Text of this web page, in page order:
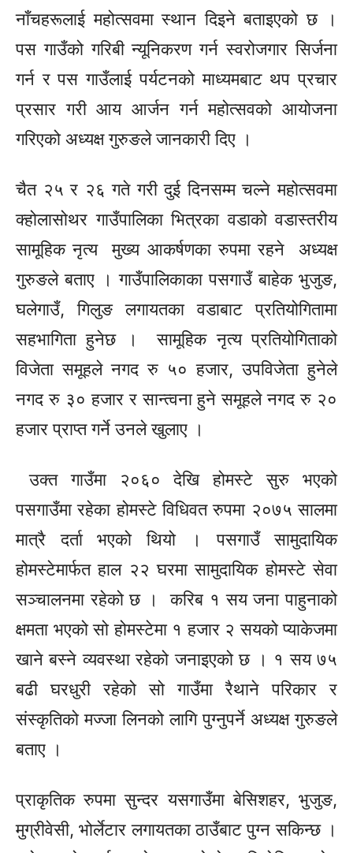
नाँचहरूलाई महोत्सवमा स्थान दिइने बताइएको छ ।
पस गाउँको गरिबी न्यूनिकरण गर्न स्वरोजगार सिर्जना
गर्न र पस गाउँलाई पर्यटनको माध्यमबाट थप प्रचार
प्रसार गरी आय आर्जन गर्न महोत्सवको आयोजना
गरिएको अध्यक्ष गुरुङले जानकारी दिए ।
चैत २५ र २६ गते गरी दुई दिनसम्म चल्ने महोत्सवमा
क्होलासोथर गाउँपालिका भित्रका वडाकोवडास्तरीय
सामूहिक नृत्य मुख्य आकर्षणका रुपमा रहने अध्यक्ष
गुरुङले बताए । गाउँपालिकाका पसगाउँ बाहेक भुजुङ,
घलेगाउँ, गिलुङ लगायतका वडाबाट प्रतियोगितामा
सहभागिता हुनेछ । सामूहिक नृत्य प्रतियोगिताको
विजेता समूहले नगद रु ५० हजार, उपविजेता हुनेले
नगद रु ३० हजार र सान्त्वना हुने समूहले नगद रु २०
हजार प्राप्त गर्ने उनले खुलाए ।
उक्त गाउँमा २०६० देखि होमस्टे सुरु भएको
पसगाउँमा रहेका होमस्टे विधिवत रुपमा २०७५ सालमा
मात्रै दर्ता भएको थियो । पसगाउँ सामुदायिक
होमस्टेमार्फतहाल २२ घरमा सामुदायिक होमस्टे सेवा
सञ्चालनमा रहेको छ । करिब १ सय जना पाहुनाको
क्षमता भएको सो होमस्टेमा १ हजार २ सयको प्याकेजमा
खाने बस्ने व्यवस्था रहेको जनाइएको छ । १ सय ७५
बढी घरधुरी रहेको सो गाउँमा रैथाने परिकार र
संस्कृतिको मज्जा लिनको लागि पुग्नुपर्ने अध्यक्ष गुरुङले
बताए ।
प्राकृतिक रुपमा सुन्दरयसगाउँमा बेसिशहर, भुजुङ,
मुग्रीवेसी, भोर्लेटार लगायतका ठाउँबाट पुग्न सकिन्छ ।